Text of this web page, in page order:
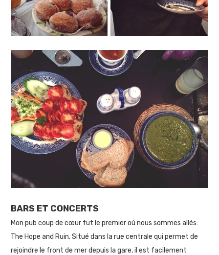
BARS ET CONCERTS
Mon pub coup de cœur fut le premier où nous sommes allés:
The Hope and Ruin. Situé dans la rue centrale qui permet de
rejoindre le front de mer depuis la gare, il est facilement